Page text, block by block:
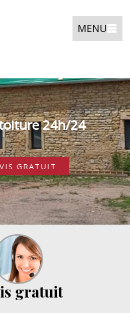
MENU
24h/24
GRATUIT
gratuit